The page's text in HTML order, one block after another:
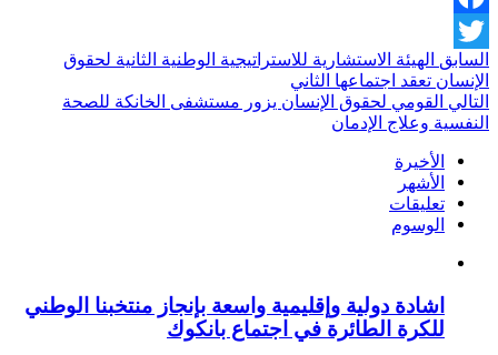
Facebook
Twitter
السابق الهيئة الاستشارية للاستراتيجية الوطنية الثانية لحقوق
الإنسان تعقد اجتماعها الثاني
التالي القومي لحقوق الإنسان يزور مستشفى الخانكة للصحة
النفسية وعلاج الإدمان
الأخيرة
الأشهر
تعليقات
الوسوم
اشادة دولية وإقليمية واسعة بإنجاز منتخبنا الوطني
للكرة الطائرة في اجتماع بانكوك